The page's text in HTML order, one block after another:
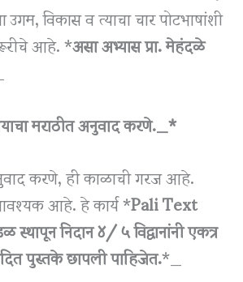
विकास व त्याचा चार पोटभाषांशी
आहे. *असा अभ्यास प्रा. मेहंदळे
मराठीत अनुवाद करणे._*
करणे, ही काळाची गरज आहे.
आहे. हे कार्य *Pali Text
निदान ४/ ५ विद्वानांनी एकत्र
पुस्तके छापली पाहिजेत.*_